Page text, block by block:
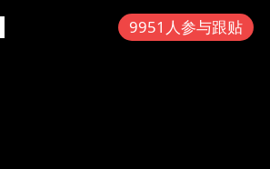
9951人参与跟贴